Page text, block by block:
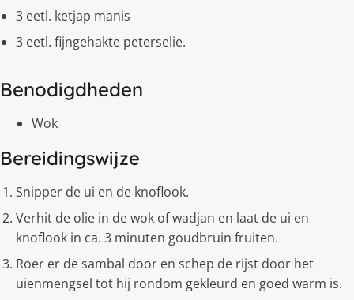
3 eetl. ketjap manis
3 eetl. fijngehakte peterselie.
Benodigdheden
Wok
Bereidingswijze
Snipper de ui en de knoflook.
Verhit de olie in de wok of wadjan en laat de ui en
knoflook in ca. 3 minuten goudbruin fruiten.
Roer er de sambal door en schep de rijst door het
uienmengsel tot hij rondom gekleurd en goed warm is.